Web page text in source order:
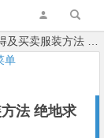
单
地求生新箱子钥匙怎么获得
法 绝地求